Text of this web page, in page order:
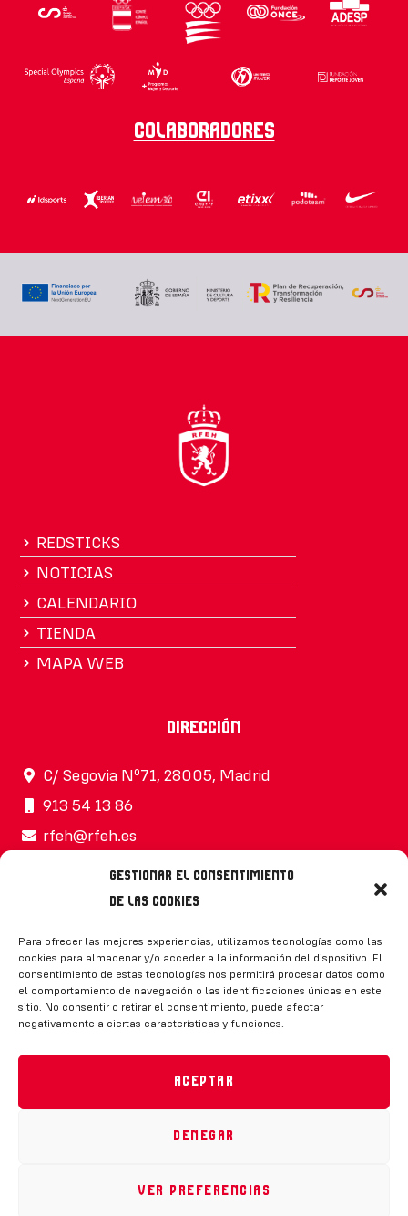
Gestionar el consentimiento
de las cookies
Para ofrecer las mejores experiencias, utilizamos tecnologías como las
cookies para almacenar y/o acceder a la información del dispositivo. El
consentimiento de estas tecnologías nos permitirá procesar datos como
el comportamiento de navegación o las identificaciones únicas en este
sitio. No consentir o retirar el consentimiento, puede afectar
negativamente a ciertas características y funciones.
Aceptar
Denegar
Ver preferencias
Colaboradores
REDSTICKS
NOTICIAS
CALENDARIO
TIENDA
MAPA WEB
Dirección
C/ Segovia Nº71, 28005, Madrid
913 54 13 86
rfeh@rfeh.es
Síguenos